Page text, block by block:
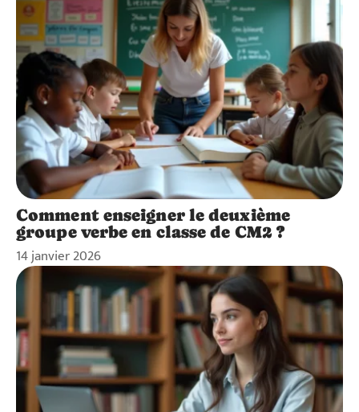
Comment enseigner le deuxième
groupe verbe en classe de CM2 ?
14 janvier 2026